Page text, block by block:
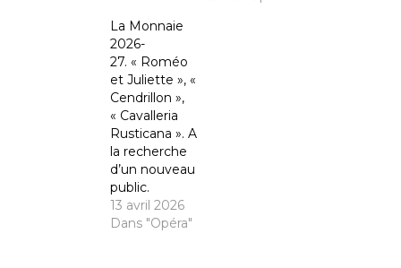
La Monnaie
2026-
27. « Roméo
et Juliette », «
Cendrillon »,
« Cavalleria
Rusticana ». A
la recherche
d’un nouveau
public.
13 avril 2026
Dans "Opéra"